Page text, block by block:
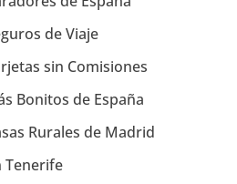
de Viaje
sin Comisiones
Bonitos de España
Rurales de Madrid
Tenerife